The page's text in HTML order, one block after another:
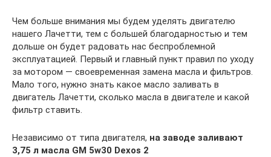
Чем больше внимания мы будем уделять двигателю
нашего Лачетти, тем с большей благодарностью и тем
дольше он будет радовать нас беспроблемной
эксплуатацией. Первый и главный пункт правил по уходу
за мотором — своевременная замена масла и фильтров.
Мало того, нужно знать какое масло заливать в
двигатель Лачетти, сколько масла в двигателе и какой
фильтр ставить.
Независимо от типа двигателя, на заводе заливают
3,75 л масла GM 5w30 Dexos 2